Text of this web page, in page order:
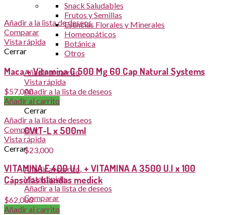
Snack Saludables
Frutos y Semillas
Esencias Florales y Minerales
Homeopáticos
Botánica
Otros
Añadir al carrito
Vista rápida
Añadir a la lista de deseos
Comparar
Cerrar
CVIT-L x 500ml
$23,000
Añadir al carrito
Vista rápida
Añadir a la lista de deseos
Comparar
Cerrar
Añadir a la lista de deseos
Comparar
Vista rápida
Cerrar
Maca + Vitamina C 500 Mg 60 Cap Natural Systems
$57,000
Añadir al carrito
Añadir a la lista de deseos
Comparar
Vista rápida
Cerrar
VITAMINA E 400 U.I. + VITAMINA A 3500 U.I x 100
Cápsulas blandas medick
$62,000
Añadir al carrito